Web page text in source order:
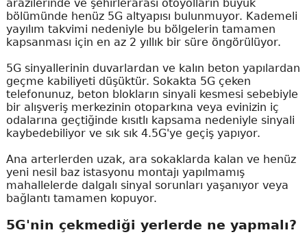
arazilerinde ve şehirlerarası otoyolların büyük
bölümünde henüz 5G altyapısı bulunmuyor. Kademeli
yayılım takvimi nedeniyle bu bölgelerin tamamen
kapsanması için en az 2 yıllık bir süre öngörülüyor.
5G sinyallerinin duvarlardan ve kalın beton yapılardan
geçme kabiliyeti düşüktür. Sokakta 5G çeken
telefonunuz, beton blokların sinyali kesmesi sebebiyle
bir alışveriş merkezinin otoparkına veya evinizin iç
odalarına geçtiğinde kısıtlı kapsama nedeniyle sinyali
kaybedebiliyor ve sık sık 4.5G'ye geçiş yapıyor.
Ana arterlerden uzak, ara sokaklarda kalan ve henüz
yeni nesil baz istasyonu montajı yapılmamış
mahallelerde dalgalı sinyal sorunları yaşanıyor veya
bağlantı tamamen kopuyor.
5G'nin çekmediği yerlerde ne yapmalı?